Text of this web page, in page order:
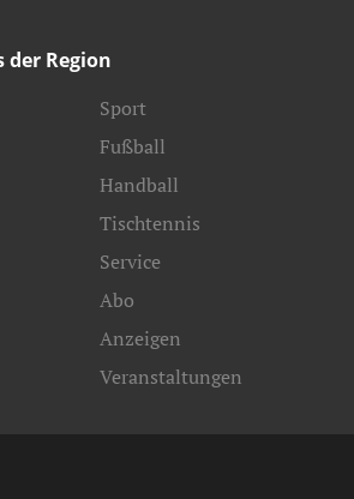
Region
Sport
Fußball
Handball
Tischtennis
Service
Abo
Anzeigen
Veranstaltungen